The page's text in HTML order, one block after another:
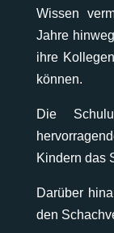
Wissen
Jahre
ihre
können.
Die
Kindern das
Darüber
den